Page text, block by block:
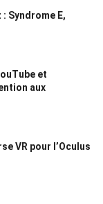
Syndrome E,
et
aux
VR pour l’Oculus